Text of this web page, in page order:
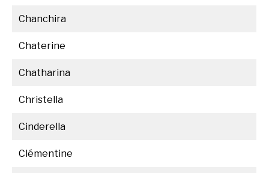
Chanchira
Chaterine
Chatharina
Christella
Cinderella
Clémentine